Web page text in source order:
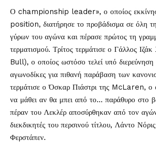
Ο championship leader», ο οποίος
position, διατήρησε το προβάδισμα σε όλη
γύρων του αγώνα και πέρασε πρώτος τη
τερματισμού. Τρίτος τερμάτισε ο Γάλλος
Bull), ο οποίος ωστόσο τελεί υπό
αγωνοδίκες για πιθανή παράβαση των
τερμάτισε ο Όσκαρ Πιάστρι της McLaren, ο
να μάθει αν θα μπει από το… παράθυρο στο
πέραν του Λεκλέρ αποσύρθηκαν από τον
διεκδικητές του περσινού τίτλου, Λάντο
Φερστάπεν.